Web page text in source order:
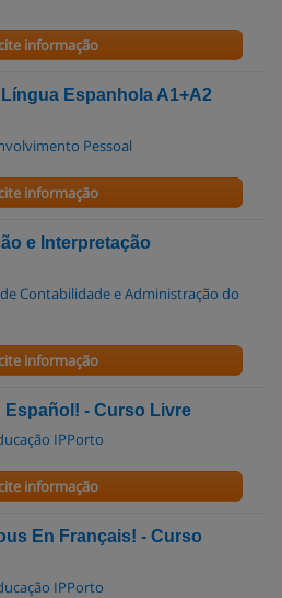
informação
Espanhola A1+A2
Pessoal
informação
e Interpretação
Contabilidade e Administração do
informação
Español! - Curso Livre
IPPorto
informação
En Français! - Curso
IPPorto